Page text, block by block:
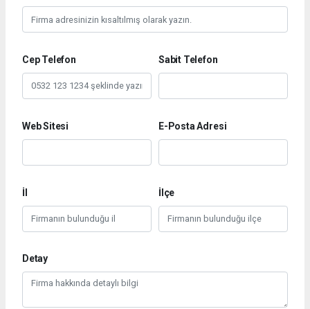
Cep Telefon Sabit Telefon
Web Sitesi E-Posta Adresi
İl İlçe
Detay